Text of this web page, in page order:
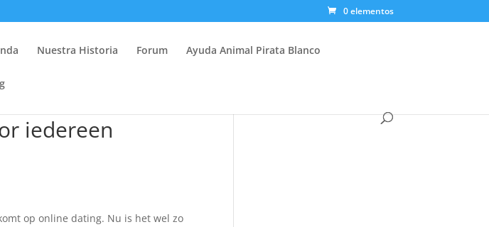
0 elementos
Nuestra Historia Forum Ayuda Animal Pirata Blanco
iedereen
op online dating. Nu is het wel zo